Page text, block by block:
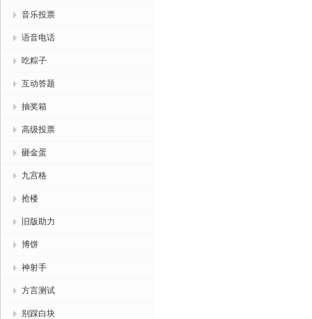
音乐投票
语音电话
吃粽子
互动答题
抽奖箱
高级投票
砸金蛋
九宫格
抢楼
旧版助力
博饼
神射手
方言测试
别踩白块